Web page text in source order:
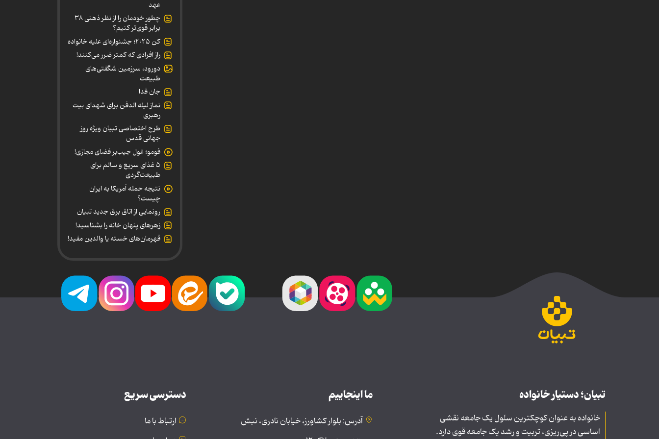
عهد
چطور خودمان را از نظر ذهنی ۳۸
برابر قوی‌تر کنیم؟
کن ۲۰۲۵؛ جشنواره‌ای علیه خانواده
راز افرادی که کمتر ضرر می‌کنند!
دورود، سرزمین شگفتی‌های
طبیعت
جان فدا
نماز لیله الدفن برای شهدای بیت
رهبری
طرح اختصاصی تبیان ویژه روز
جهانی قدس
فومو؛ غول جیب‌بر فضای مجازی!
۵ غذای سریع و سالم برای
طبیعت‌گردی
نتیجه حمله آمریکا به ایران
چیست؟
رونمایی از اتاق برق جدید تبیان
زهرهای پنهان خانه را بشناسید!
قهرمان‌های خسته یا والدین مفید!
تبیان؛ دستیار خانواده
خانواده به عنوان کوچکترین سلول یک جامعه نقشی
اساسی در پی‌ریزی، تربیت و رشد یک جامعه قوی دارد.
ما اینجاییم
آدرس: بلوار کشاورز، خیابان نادری، نبش
دسترسی سریع
ارتباط با ما